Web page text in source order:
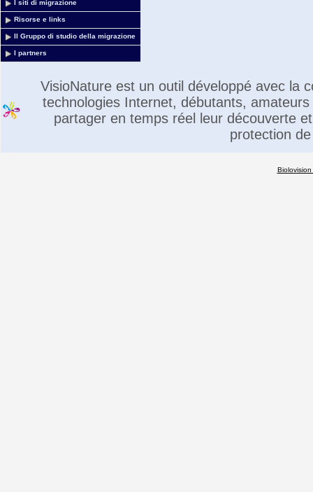
I siti di migrazione
Risorse e links
Il Gruppo di studio della migrazione
I partners
VisioNature est un outil développé avec la
technologies Internet, débutants,
partager en temps réel leur découverte
protection
Biolovision